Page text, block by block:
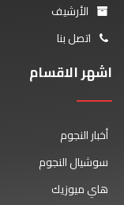
الأرشيف
اتصل بنا
اشهر الاقسام
أخبار النجوم
سوشيال النجوم
هاي ميوزيك